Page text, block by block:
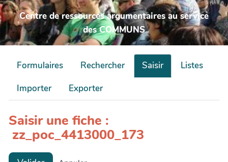
Centre de ressources argumentaires au service
des COMMUNS
Formulaires Rechercher Saisir
Listes
Importer
Exporter
Saisir une fiche :
zz_poc_4413000_173